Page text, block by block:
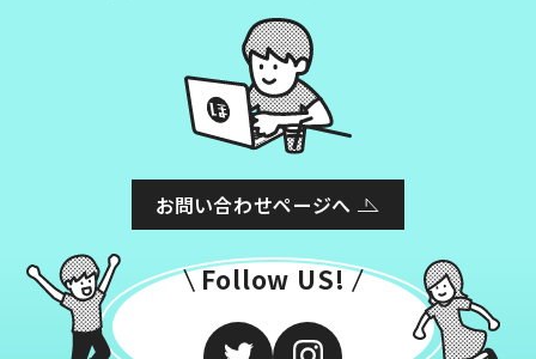
お問い合わせページへ
Follow US!